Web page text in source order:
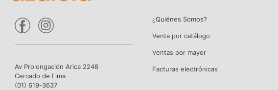
Av Prolongación Arica 2248
Cercado de Lima
(01) 619-3637
¿Quiénes Somos?
Venta por catálogo
Ventas por mayor
Facturas electrónicas